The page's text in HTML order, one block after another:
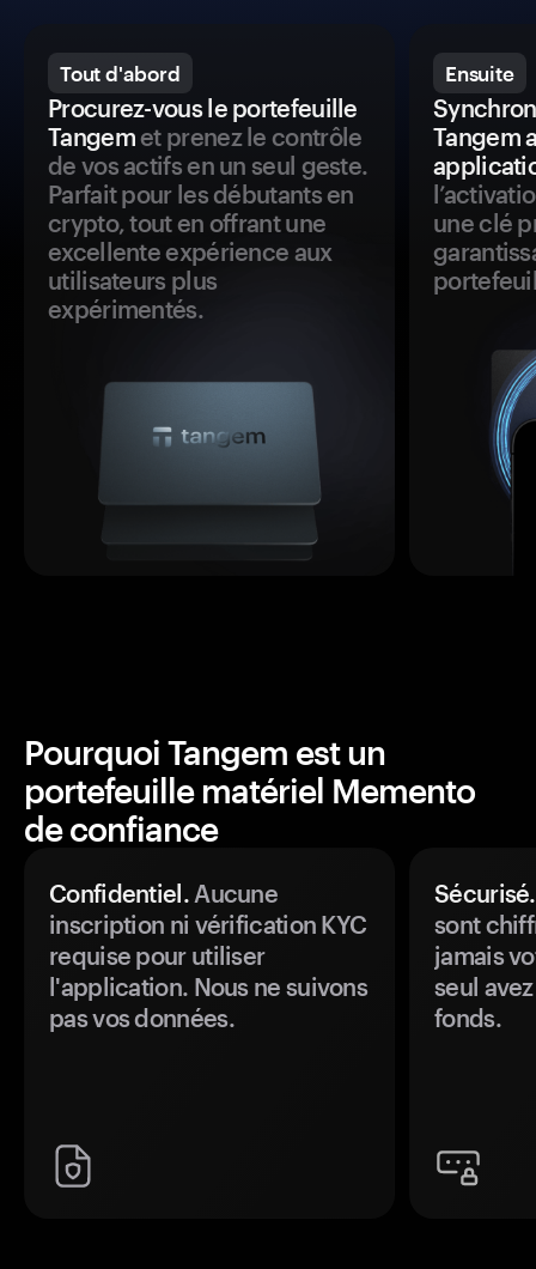
Tout d'abord
Procurez-vous le portefeuille
Tangemet prenez le contrôle
de vos actifs en un seul geste.
Parfait pour les débutants en
crypto, tout en offrant une
excellente expérience aux
utilisateurs plus
expérimentés.
Ensuite
Tangem
une clé
Pourquoi Tangem est un
portefeuille matériel Memento
de confiance
Confidentiel.Aucune
inscription ni vérification KYC
requise pour utiliser
l'application. Nous ne suivons
pas vos données.
Sécurisé.
sont
jamais
seul
fonds.